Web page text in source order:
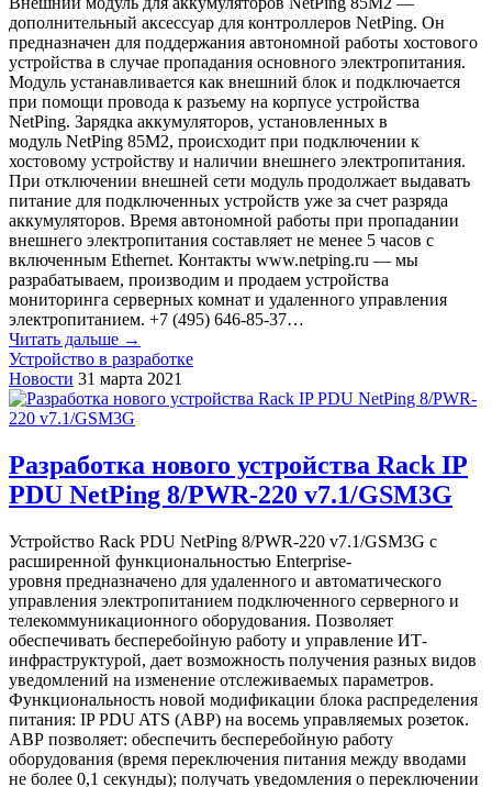
дополнительный аксессуар для контроллеров NetPing. Он
предназначен для поддержания автономной работы хостового
устройства в случае пропадания основного электропитания.
Модуль устанавливается как внешний блок и подключается
при помощи провода к разъему на корпусе устройства
NetPing. Зарядка аккумуляторов, установленных в
модуль NetPing 85M2, происходит при подключении к
хостовому устройству и наличии внешнего электропитания.
При отключении внешней сети модуль продолжает выдавать
питание для подключенных устройств уже за счет разряда
аккумуляторов. Время автономной работы при пропадании
внешнего электропитания составляет не менее 5 часов с
включенным Ethernet. Контакты www.netping.ru — мы
разрабатываем, производим и продаем устройства
мониторинга серверных комнат и удаленного управления
электропитанием. +7 (495) 646-85-37…
Читать дальше →
Устройство в разработке
Новости 31 марта 2021
Разработка нового устройства Rack IP
PDU NetPing 8/PWR-220 v7.1/GSM3G
Устройство Rack PDU NetPing 8/PWR-220 v7.1/GSM3G с
расширенной функциональностью Enterprise-
уровня предназначено для удаленного и автоматического
управления электропитанием подключенного серверного и
телекоммуникационного оборудования. Позволяет
обеспечивать бесперебойную работу и управление ИТ-
инфраструктурой, дает возможность получения разных видов
уведомлений на изменение отслеживаемых параметров.
Функциональность новой модификации блока распределения
питания: IP PDU ATS (АВР) на восемь управляемых розеток.
АВР позволяет: обеспечить бесперебойную работу
оборудования (время переключения питания между вводами
не более 0,1 секунды); получать уведомления о переключении